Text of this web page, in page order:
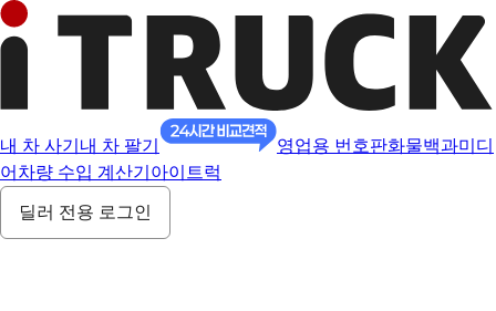
내 차 사기 내 차 팔기 영업용 번호판화물백과미디
어 차량 수입 계산기 아이트럭
딜러 전용 로그인